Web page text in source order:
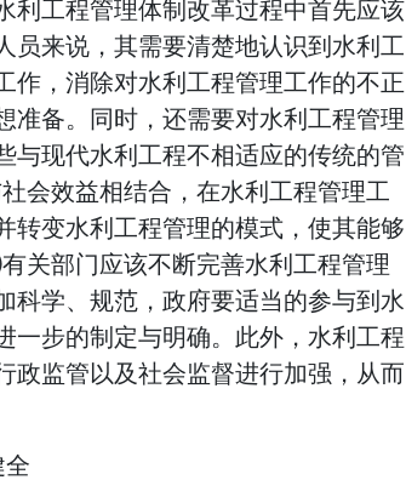
利工程管理体制改革过程中首先应该
员来说，其需要清楚地认识到水利工
作，消除对水利工程管理工作的不正
准备。同时，还需要对水利工程管理
与现代水利工程不相适应的传统的管
会效益相结合，在水利工程管理工
转变水利工程管理的模式，使其能够
关部门应该不断完善水利工程管理
科学、规范，政府要适当的参与到水
一步的制定与明确。此外，水利工程
政监管以及社会监督进行加强，从而